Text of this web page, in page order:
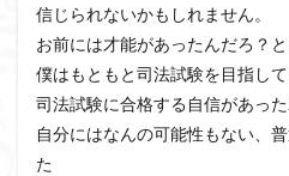
信じられないかもしれません。
お前には才能があったんだろ？と
僕はもともと司法試験を目指し
司法試験に合格する自信があった
自分にはなんの可能性もない、
た